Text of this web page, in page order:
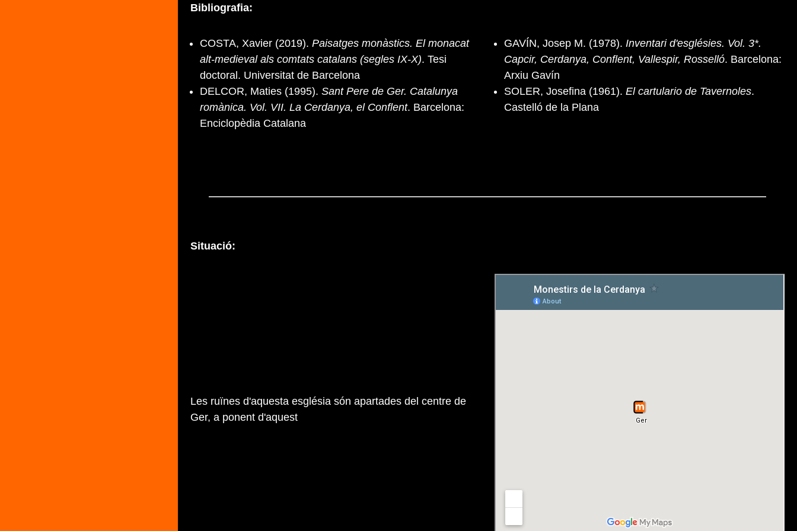
Bibliografia:
COSTA, Xavier (2019). Paisatges monàstics. El monacat
alt-medieval als comtats catalans (segles IX-X). Tesi
doctoral. Universitat de Barcelona
DELCOR, Maties (1995). Sant Pere de Ger. Catalunya
romànica. Vol. VII. La Cerdanya, el Conflent. Barcelona:
Enciclopèdia Catalana
GAVÍN, Josep M. (1978). Inventari d'esglésies. Vol. 3*.
Capcir, Cerdanya, Conflent, Vallespir, Rosselló. Barcelona:
Arxiu Gavín
SOLER, Josefina (1961). El cartulario de Tavernoles.
Castelló de la Plana
Situació:
Les ruïnes d'aquesta església són apartades del centre de
Ger, a ponent d'aquest